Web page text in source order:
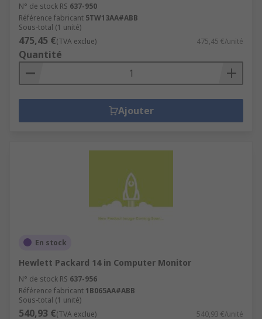
N° de stock RS 637-950
Référence fabricant 5TW13AA#ABB
Sous-total (1 unité)
475,45 €(TVA exclue) 475,45 €/unité
Quantité
Ajouter
En stock
Hewlett Packard 14 in Computer Monitor
N° de stock RS 637-956
Référence fabricant 1B065AA#ABB
Sous-total (1 unité)
540,93 €(TVA exclue) 540,93 €/unité